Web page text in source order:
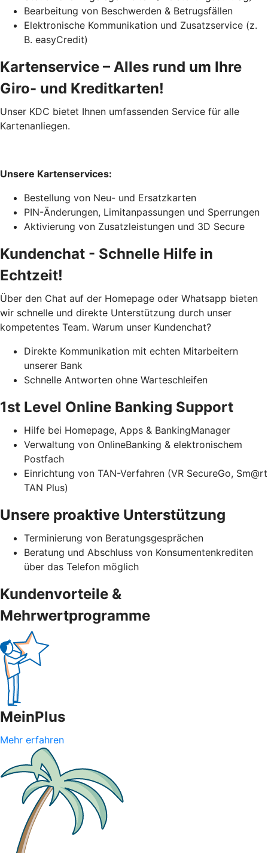
Bearbeitung von Beschwerden & Betrugsfällen
Elektronische Kommunikation und Zusatzservice (z.
B. easyCredit)
Kartenservice – Alles rund um Ihre
Giro- und Kreditkarten!
Unser KDC bietet Ihnen umfassenden Service für alle
Kartenanliegen.
Unsere Kartenservices:
Bestellung von Neu- und Ersatzkarten
PIN-Änderungen, Limitanpassungen und Sperrungen
Aktivierung von Zusatzleistungen und 3D Secure
Kundenchat - Schnelle Hilfe in
Echtzeit!
Über den Chat auf der Homepage oder Whatsapp bieten
wir schnelle und direkte Unterstützung durch unser
kompetentes Team. Warum unser Kundenchat?
Direkte Kommunikation mit echten Mitarbeitern
unserer Bank
Schnelle Antworten ohne Warteschleifen
1st Level Online Banking Support
Hilfe bei Homepage, Apps & BankingManager
Verwaltung von OnlineBanking & elektronischem
Postfach
Einrichtung von TAN-Verfahren (VR SecureGo, Sm@rt
TAN Plus)
Unsere proaktive Unterstützung
Terminierung von Beratungsgesprächen
Beratung und Abschluss von Konsumentenkrediten
über das Telefon möglich
Kundenvorteile &
Mehrwertprogramme
MeinPlus
Mehr erfahren